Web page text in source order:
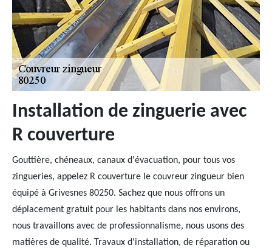
Installation de zinguerie avec
R couverture
Gouttière, chéneaux, canaux d'évacuation, pour tous vos
zingueries, appelez R couverture le couvreur zingueur bien
équipé à Grivesnes 80250. Sachez que nous offrons un
déplacement gratuit pour les habitants dans nos environs,
nous travaillons avec de professionnalisme, nous usons des
matières de qualité. Travaux d'installation, de réparation ou